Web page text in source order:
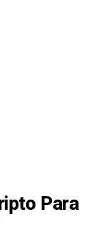
Para